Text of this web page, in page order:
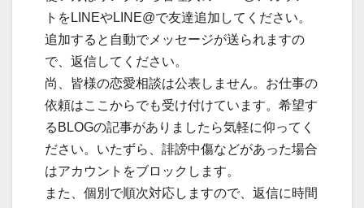
トをLINEやLINE@で友達追加してください。
追加すると自動でメッセージが送られますの
で、返信してください。
尚、皆様の恋愛相談は公表しません。お仕事の
依頼はここからでも受け付けています。希望す
るBLOGの記事がありましたら気軽に仰ってく
ださい。いたずら、誹謗中傷などがあった場合
はアカウントをブロックします。
また、個別で順次対応しますので、返信に時間